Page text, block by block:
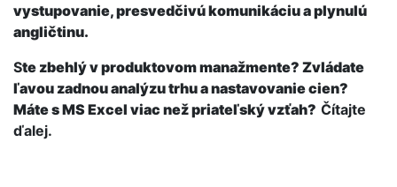
vystupovanie, presvedčivú komunikáciu a plynulú
angličtinu.
Ste zbehlý v produktovom manažmente? Zvládate
ľavou zadnou analýzu trhu a nastavovanie cien?
Máte s MS Excel viac než priateľský vzťah? Čítajte
ďalej.